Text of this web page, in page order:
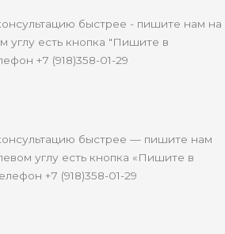
быстрее - пишите нам на
углу есть кнопка "Пишите в
+7 (918)358-01-29
быстрее — пишите нам
углу есть кнопка «Пишите в
+7 (918)358-01-29